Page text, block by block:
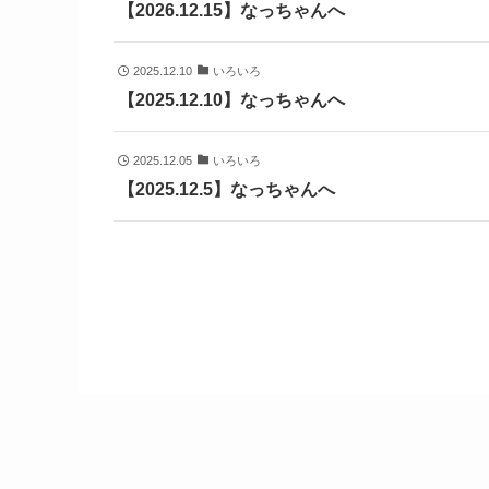
【2026.12.15】なっちゃんへ
2025.12.10 いろいろ
【2025.12.10】なっちゃんへ
2025.12.05 いろいろ
【2025.12.5】なっちゃんへ